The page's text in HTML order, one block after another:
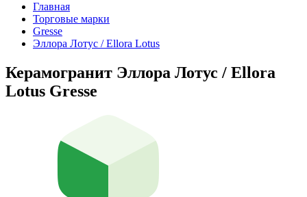
Главная
Торговые марки
Gresse
Эллора Лотус / Ellora Lotus
Керамогранит Эллора Лотус / Ellora
Lotus Gresse